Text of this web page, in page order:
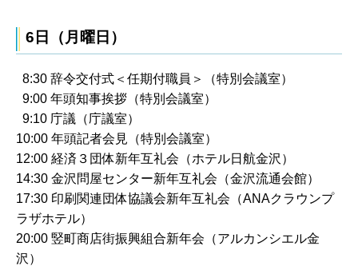
6日（月曜日）
8:30 辞令交付式＜任期付職員＞（特別会議室）
9:00 年頭知事挨拶（特別会議室）
9:10 庁議（庁議室）
10:00 年頭記者会見（特別会議室）
12:00 経済３団体新年互礼会（ホテル日航金沢）
14:30 金沢問屋センター新年互礼会（金沢流通会館）
17:30 印刷関連団体協議会新年互礼会（ANAクラウンプ
ラザホテル）
20:00 竪町商店街振興組合新年会（アルカンシエル金
沢）